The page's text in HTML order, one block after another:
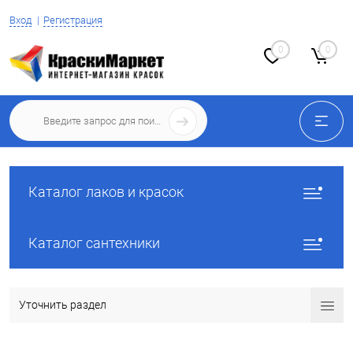
Вход Регистрация
0 0
Каталог лаков и красок
Каталог сантехники
Уточнить раздел